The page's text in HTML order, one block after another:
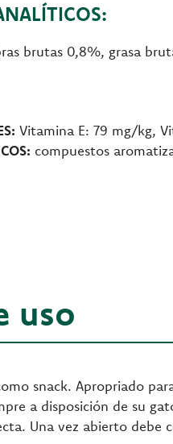
brutas 0,8%, grasa
Vitamina E: 79 mg/kg,
compuestos
uso
snack. Apropriado
a disposición de su
Una vez abierto debe